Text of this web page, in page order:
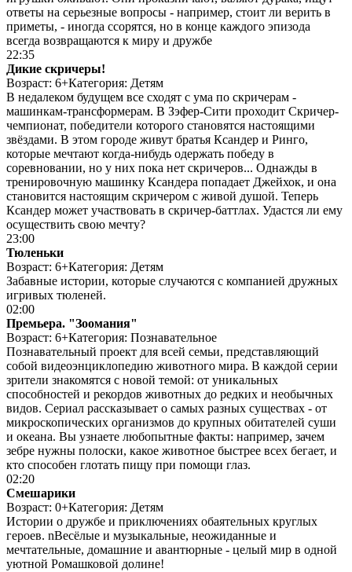
ответы на серьезные вопросы - например, стоит ли верить в
приметы, - иногда ссорятся, но в конце каждого эпизода
всегда возвращаются к миру и дружбе
22:35
Дикие скричеры!
Возраст: 6+Категория: Детям
В недалеком будущем все сходят с ума по скричерам -
машинкам-трансформерам. В Зэфер-Сити проходит Скричер-
чемпионат, победители которого становятся настоящими
звёздами. В этом городе живут братья Ксандер и Ринго,
которые мечтают когда-нибудь одержать победу в
соревновании, но у них пока нет скричеров... Однажды в
тренировочную машинку Ксандера попадает Джейхок, и она
становится настоящим скричером с живой душой. Теперь
Ксандер может участвовать в скричер-баттлах. Удастся ли ему
осуществить свою мечту?
23:00
Тюленьки
Возраст: 6+Категория: Детям
Забавные истории, которые случаются с компанией дружных
игривых тюленей.
02:00
Премьера. "Зоомания"
Возраст: 6+Категория: Познавательное
Познавательный проект для всей семьи, представляющий
собой видеоэнциклопедию животного мира. В каждой серии
зрители знакомятся с новой темой: от уникальных
способностей и рекордов животных до редких и необычных
видов. Сериал рассказывает о самых разных существах - от
микроскопических организмов до крупных обитателей суши
и океана. Вы узнаете любопытные факты: например, зачем
зебре нужны полоски, какое животное быстрее всех бегает, и
кто способен глотать пищу при помощи глаз.
02:20
Смешарики
Возраст: 0+Категория: Детям
Истории о дружбе и приключениях обаятельных круглых
героев. nВесёлые и музыкальные, неожиданные и
мечтательные, домашние и авантюрные - целый мир в одной
уютной Ромашковой долине!